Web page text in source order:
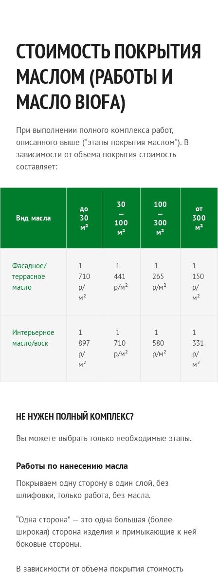
СТОИМОСТЬ ПОКРЫТИЯ
МАСЛОМ (РАБОТЫ И
МАСЛО BIOFA)
При выполнении полного комплекса работ,
описанного выше ("этапы покрытия маслом"). В
зависимости от объема покрытия стоимость
составляет:
Вид масла
до
30
м²
30
—
100
м²
100
—
300
м²
от
300
м²
Фасадное/
террасное
масло
1
710
р/
м²
1
441
р/м²
1
265
р/м²
1
150
р/
м²
Интерьерное
масло/воск
1
897
р/
м²
1
710
р/м²
1
580
р/м²
1
331
р/
м²
НЕ НУЖЕН ПОЛНЫЙ КОМПЛЕКС?
Вы можете выбрать только необходимые этапы.
Работы по нанесению масла
Покрываем одну сторону в один слой, без
шлифовки, только работа, без масла.
“Одна сторона” — это одна большая (более
широкая) сторона изделия и примыкающие к ней
боковые стороны.
В зависимости от объема покрытия стоимость